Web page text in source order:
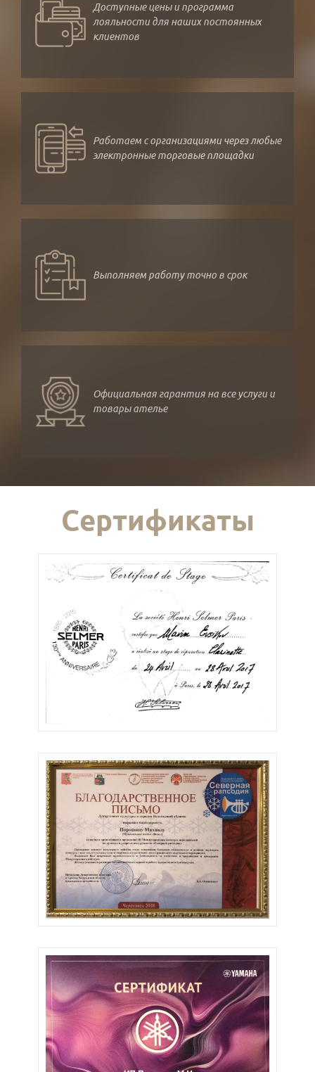
Доступные цены и программа
лояльности для наших постоянных
клиентов
Работаем с организациями через любые
электронные торговые площадки
Выполняем работу точно в срок
Официальная гарантия на все услуги и
товары ателье
Сертификаты